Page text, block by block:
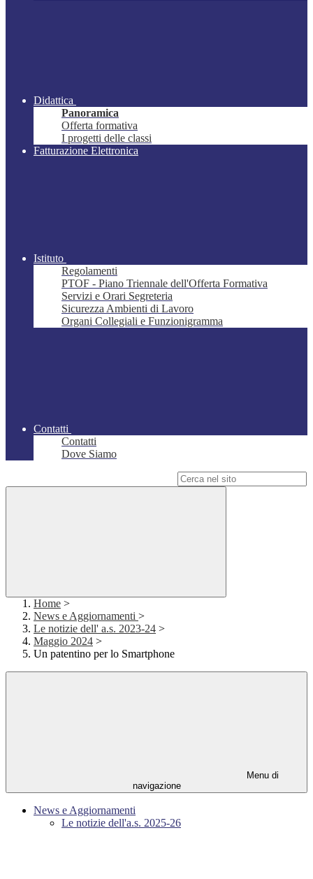
Didattica
Panoramica
Offerta formativa
I progetti delle classi
Fatturazione Elettronica
Istituto
Regolamenti
PTOF - Piano Triennale dell'Offerta Formativa
Servizi e Orari Segreteria
Sicurezza Ambienti di Lavoro
Organi Collegiali e Funzionigramma
Contatti
Contatti
Dove Siamo
Home >
News e Aggiornamenti >
Le notizie dell' a.s. 2023-24 >
Maggio 2024 >
Un patentino per lo Smartphone
Menu di
navigazione
News e Aggiornamenti
Le notizie dell'a.s. 2025-26